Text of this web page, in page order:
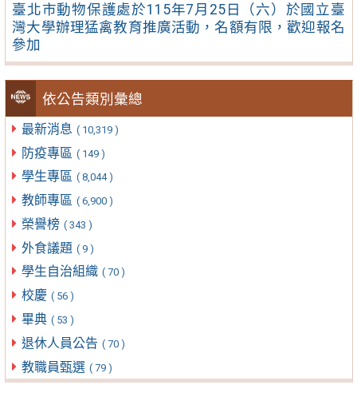
臺北市動物保護處於115年7月25日（六）於國立臺
灣大學辦理猛禽教育推廣活動，名額有限，歡迎報名
參加
依公告類別彙總
最新消息 ( 10,319 )
防疫專區 ( 149 )
學生專區 ( 8,044 )
教師專區 ( 6,900 )
榮譽榜 ( 343 )
外食議題 ( 9 )
學生自治組織 ( 70 )
校慶 ( 56 )
畢典 ( 53 )
退休人員公告 ( 70 )
教職員甄選 ( 79 )